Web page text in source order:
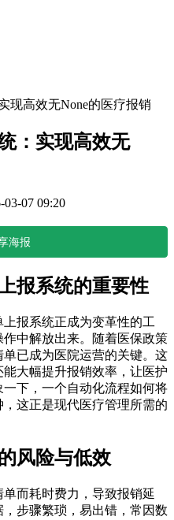
现高效无None的医疗报销
：实现高效无
07 09:20
海报
报系统的重要性
报系统正成为变革性的工
中解放出来。随着医保政策
已成为医院运营的关键。这
大幅提升报销效率，让医护
下，一个自动化流程如何将
这正是现代医疗管理所需的
风险与低效
而耗时费力，导致报销延
步骤繁琐，易出错，常因数